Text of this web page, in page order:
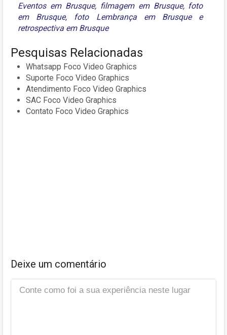
Eventos em Brusque, filmagem em Brusque, foto
em Brusque, foto Lembrança em Brusquee
retrospectiva em Brusque
Pesquisas Relacionadas
Whatsapp Foco Video Graphics
Suporte Foco Video Graphics
Atendimento Foco Video Graphics
SAC Foco Video Graphics
Contato Foco Video Graphics
Deixe um comentário